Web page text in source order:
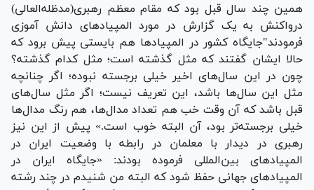
همین چند سال قبل بود که مقام معظم رهبری(مدظله‌العالی)
درواکنش به یک گزارش در مورد المپیادهای دانش آموزی
فرمودند"جایگاه کشور در المپیادها هم بایستی پیش برود که
حالا ایشان گفتند که مثل گذشته است؛ مثل کدام گذشته؟
چون در این سال‌های اخیر خیلی برجسته نبوده؛ اگر چنانچه
مثل این سال‌ها باشد، این تعریف نیست؛ اگر مثل سال‌های
قبل باشد که آن وقت خب هم تعداد مدال‌ها، هم رنگ مدال‌ها
خیلی برجسته‌تر بود، آن البته خوب است.» پیش از این نیز
رهبری در دیدار با معلمان در رابطه با وضعیت ایران در
المپیادهای بین‌المللی فرموده بودند: «جایگاه ایران در
المپیادهای جهانی حفظ شود که البته من شنیدم در چند رشته